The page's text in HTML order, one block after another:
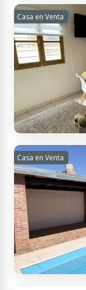
Calle Pres. Marcelo
Mendoza,
VENTA -
4
cocheras -
USD
Casa en Venta
San Rafael,
CASA 2
CARDONATO
2
70 m² Cub. -
USD
70.000
Casa en Venta